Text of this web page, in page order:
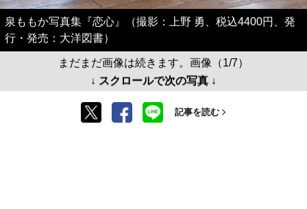
泉ももか写真集『恋心』（撮影：上野 勇、税込4400円、発
行・発売：大洋図書）
まだまだ画像は続きます。画像（1/7）
↓ スクロールで次の写真 ↓
記事を読む